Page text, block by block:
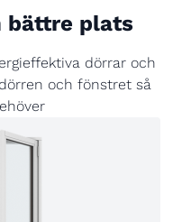
bättre plats
dörrar och
och fönstret så